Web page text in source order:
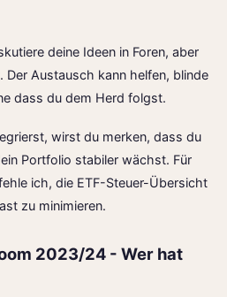
deine Ideen in Foren, aber
Austausch kann helfen, blinde
dass du dem Herd folgst.
wirst du merken, dass du
Portfolio stabiler wächst. Für
ich, die ETF-Steuer-Übersicht
zu minimieren.
2023/24 - Wer hat